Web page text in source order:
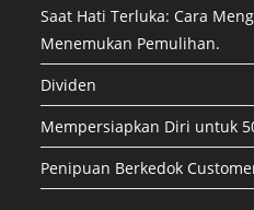
Saat Hati Terluka: Cara
Menemukan Pemulihan.
Dividen
Mempersiapkan Diri untuk
Penipuan Berkedok